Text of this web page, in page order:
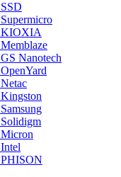
KIOXIA
Nanotech